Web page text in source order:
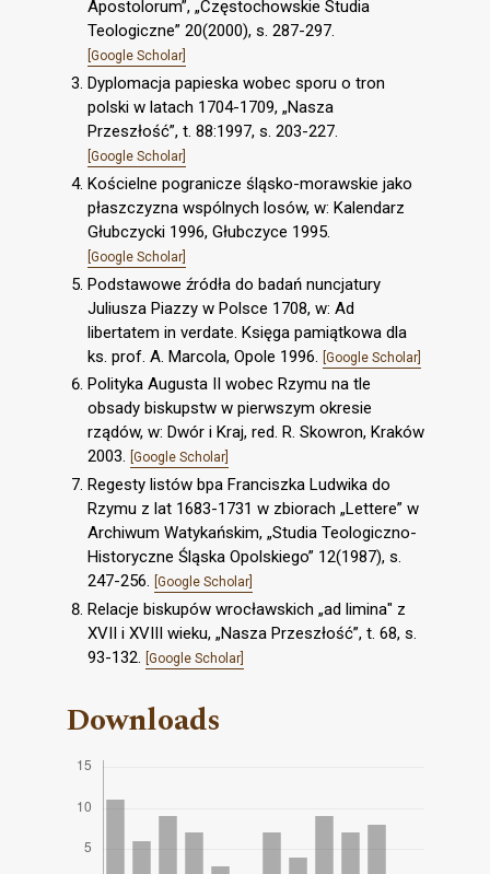
Apostolorum”, „Częstochowskie Studia
Teologiczne” 20(2000), s. 287-297.
[Google Scholar]
Dyplomacja papieska wobec sporu o tron
polski w latach 1704-1709, „Nasza
Przeszłość”, t. 88:1997, s. 203-227.
[Google Scholar]
Kościelne pogranicze śląsko-morawskie jako
płaszczyzna wspólnych losów, w: Kalendarz
Głubczycki 1996, Głubczyce 1995.
[Google Scholar]
Podstawowe źródła do badań nuncjatury
Juliusza Piazzy w Polsce 1708, w: Ad
libertatem in verdate. Księga pamiątkowa dla
ks. prof. A. Marcola, Opole 1996.
[Google Scholar]
Polityka Augusta II wobec Rzymu na tle
obsady biskupstw w pierwszym okresie
rządów, w: Dwór i Kraj, red. R. Skowron, Kraków
2003. [Google Scholar]
Regesty listów bpa Franciszka Ludwika do
Rzymu z lat 1683-1731 w zbiorach „Lettere” w
Archiwum Watykańskim, „Studia Teologiczno-
Historyczne Śląska Opolskiego” 12(1987), s.
247-256. [Google Scholar]
Relacje biskupów wrocławskich „ad limina" z
XVII i XVIII wieku, „Nasza Przeszłość”, t. 68, s.
93-132. [Google Scholar]
Downloads